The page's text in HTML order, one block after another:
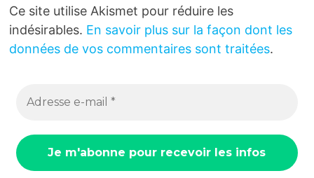
Ce site utilise Akismet pour réduire les
indésirables. En savoir plus sur la façon dont les
données de vos commentaires sont traitées.